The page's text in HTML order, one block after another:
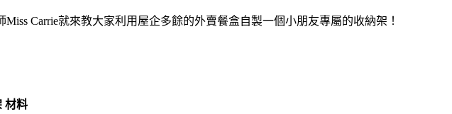
Carrie就來教大家利用屋企多餘的外賣餐盒自製一個小朋友專屬的收納架！
材料